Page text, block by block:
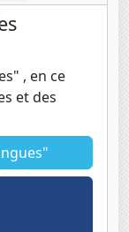
, en ce
et des